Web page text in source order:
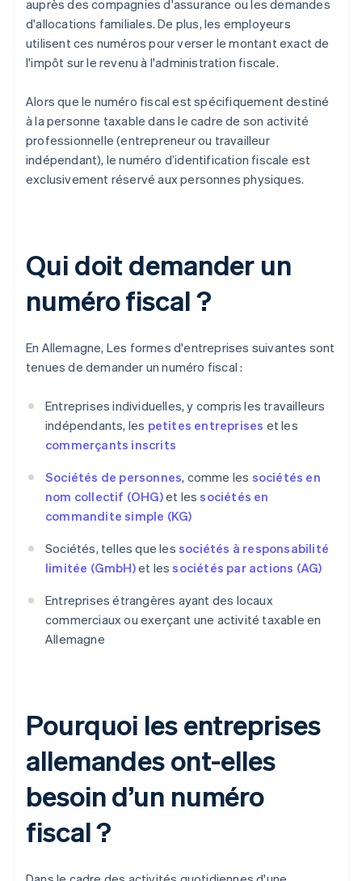
auprès des compagnies d'assurance ou les demandes
d'allocations familiales. De plus, les employeurs
utilisent ces numéros pour verser le montant exact de
l'impôt sur le revenu à l'administration fiscale.
Alors que le numéro fiscal est spécifiquement destiné
à la personne taxable dans le cadre de son activité
professionnelle (entrepreneur ou travailleur
indépendant), le numéro d’identification fiscale est
exclusivement réservé aux personnes physiques.
Qui doit demander un
numéro fiscal ?
En Allemagne, Les formes d'entreprises suivantes sont
tenues de demander un numéro fiscal :
Entreprises individuelles, y compris les travailleurs
indépendants, les petites entreprises et les
commerçants inscrits
Sociétés de personnes, comme les sociétés en
nom collectif (OHG)et lessociétés en
commandite simple (KG)
Sociétés, telles que les sociétés à responsabilité
limitée (GmbH)et lessociétés par actions (AG)
Entreprises étrangères ayant des locaux
commerciaux ou exerçant une activité taxable en
Allemagne
Pourquoi les entreprises
allemandes ont-elles
besoin d’un numéro
fiscal ?